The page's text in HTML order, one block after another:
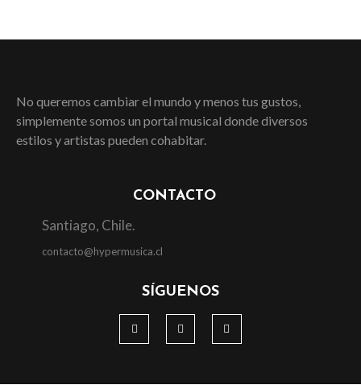
No queremos cambiar el mundo y menos tus gustos,
simplemente somos un portal musical donde diversos
estilos y artistas pueden cohabitar.
CONTACTO
Santiago, Chile.
contacto@hypermusica.cl
SÍGUENOS